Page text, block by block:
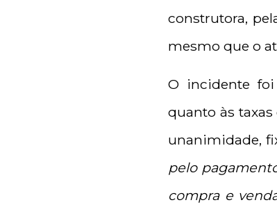
construtora,
mesmo que o
O incidente
quanto às
unanimidade,
pelo
compra e